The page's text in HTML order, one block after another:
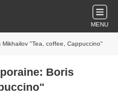
MENU
"Tea, coffee, Cappuccino"
Boris